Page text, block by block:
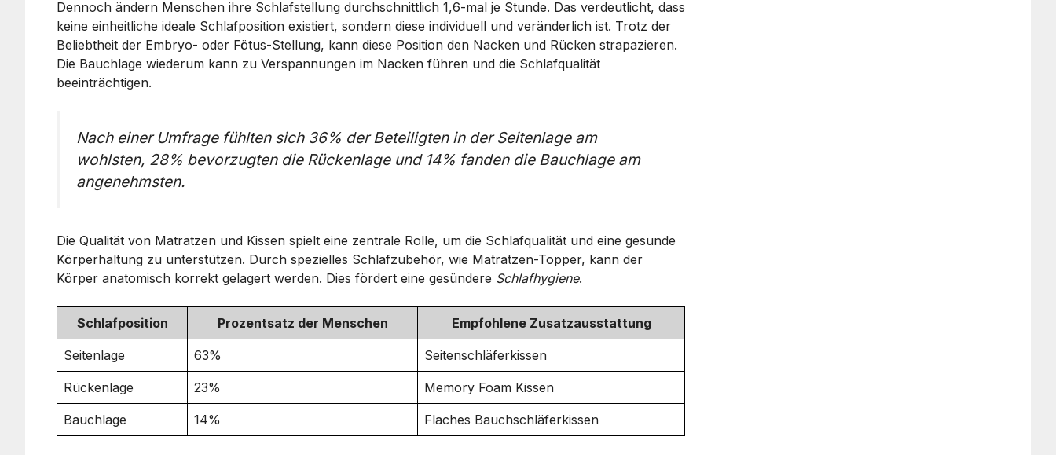
Dennoch ändern Menschen ihre Schlafstellung durchschnittlich 1,6-mal je Stunde. Das verdeutlicht, dass
keine einheitliche ideale Schlafposition existiert, sondern diese individuell und veränderlich ist. Trotz der
Beliebtheit der Embryo- oder Fötus-Stellung, kann diese Position den Nacken und Rücken strapazieren.
Die Bauchlage wiederum kann zu Verspannungen im Nacken führen und die Schlafqualität
beeinträchtigen.
Nach einer Umfrage fühlten sich 36% der Beteiligten in der Seitenlage am
wohlsten, 28% bevorzugten die Rückenlage und 14% fanden die Bauchlage am
angenehmsten.
Die Qualität von Matratzen und Kissen spielt eine zentrale Rolle, um die Schlafqualität und eine gesunde
Körperhaltung zu unterstützen. Durch spezielles Schlafzubehör, wie Matratzen-Topper, kann der
Körper anatomisch korrekt gelagert werden. Dies fördert eine gesündere Schlafhygiene.
Schlafposition Prozentsatz der Menschen Empfohlene Zusatzausstattung
Seitenlage 63% Seitenschläferkissen
Rückenlage 23% Memory Foam Kissen
Bauchlage 14% Flaches Bauchschläferkissen